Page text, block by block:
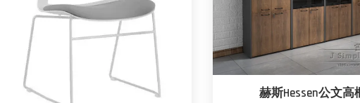
赫斯Hessen公文高